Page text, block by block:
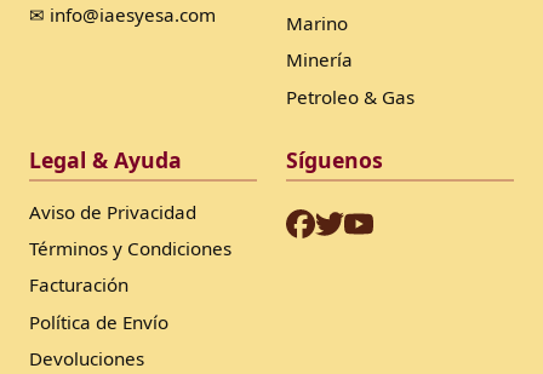
✉ info@iaesyesa.com
Marino
Minería
Petroleo & Gas
Legal & Ayuda
Aviso de Privacidad
Términos y Condiciones
Facturación
Política de Envío
Devoluciones
Síguenos